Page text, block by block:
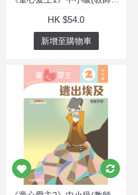
HK $54.0
新增至購物車